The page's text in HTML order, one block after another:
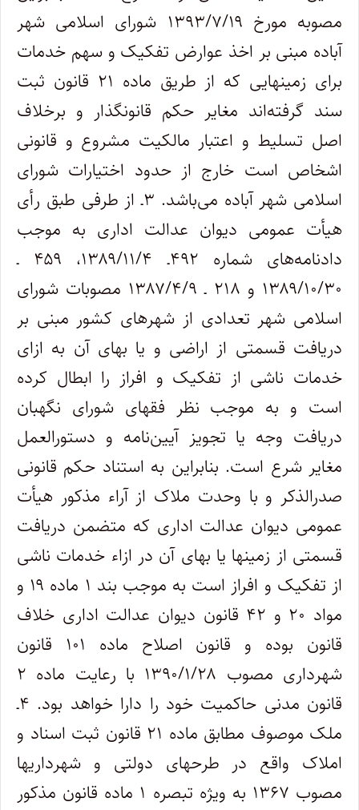
مصوبه مورخ ۱۳۹۳/۷/۱۹ شورای اسلامی شهر
آباده مبنی بر اخذ عوارض تفکیک و سهم خدمات
برای زمینهایی که از طریق ماده ۲۱ قانون ثبت
سند گرفته‌اند مغایر حکم قانونگذار و برخلاف
اصل تسلیط و اعتبار مالکیت مشروع و قانونی
اشخاص است خارج از حدود اختیارات شورای
اسلامی شهر آباده می‌باشد. ۳ـ از طرفی طبق رأی
هیأت عمومی دیوان عدالت اداری به موجب
دادنامه‌های شماره ۴۹۲ـ ۱۳۸۹/۱۱/۴، ۴۵۹ ـ
۱۳۸۹/۱۰/۳۰ و ۲۱۸ ـ ۱۳۸۷/۴/۹ مصوبات شورای
اسلامی شهر تعدادی از شهرهای کشور مبنی بر
دریافت قسمتی از اراضی و یا بهای آن به ازای
خدمات ناشی از تفکیک و افراز را ابطال کرده
است و به موجب نظر فقهای شورای نگهبان
دریافت وجه یا تجویز آیین‌نامه و دستورالعمل
مغایر شرع است. بنابراین به استناد حکم قانونی
صدرالذکر و با وحدت ملاک از آراء مذکور هیأت
عمومی دیوان عدالت اداری که متضمن دریافت
قسمتی از زمینها یا بهای آن در ازاء خدمات ناشی
از تفکیک و افراز است به موجب بند ۱ ماده ۱۹ و
مواد ۲۰ و ۴۲ قانون دیوان عدالت اداری خلاف
قانون بوده و قانون اصلاح ماده ۱۰۱ قانون
شهرداری مصوب ۱۳۹۰/۱/۲۸ با رعایت ماده ۲
قانون مدنی حاکمیت خود را دارا خواهد بود. ۴ـ
ملک موصوف مطابق ماده ۲۱ قانون ثبت اسناد و
املاک واقع در طرحهای دولتی و شهرداریها
مصوب ۱۳۶۷ به ویژه تبصره ۱ ماده قانون مذکور